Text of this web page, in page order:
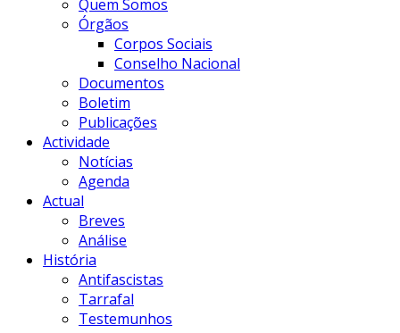
Quem Somos
Órgãos
Corpos Sociais
Conselho Nacional
Documentos
Boletim
Publicações
Actividade
Notícias
Agenda
Actual
Breves
Análise
História
Antifascistas
Tarrafal
Testemunhos